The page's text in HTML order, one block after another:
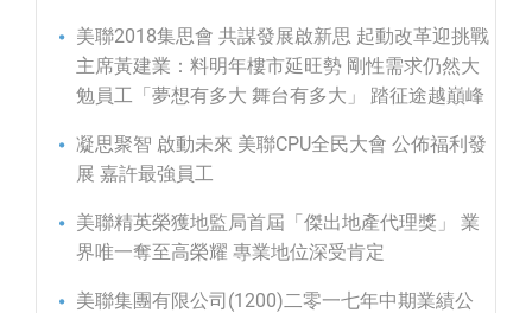
美聯2018集思會 共謀發展啟新思 起動改革迎挑戰
主席黃建業：料明年樓市延旺勢 剛性需求仍然大
勉員工「夢想有多大 舞台有多大」 踏征途越巔峰
凝思聚智 啟動未來 美聯CPU全民大會 公佈福利發
展 嘉許最強員工
美聯精英榮獲地監局首屆「傑出地產代理獎」 業
界唯一奪至高榮耀 專業地位深受肯定
美聯集團有限公司(1200)二零一七年中期業績公